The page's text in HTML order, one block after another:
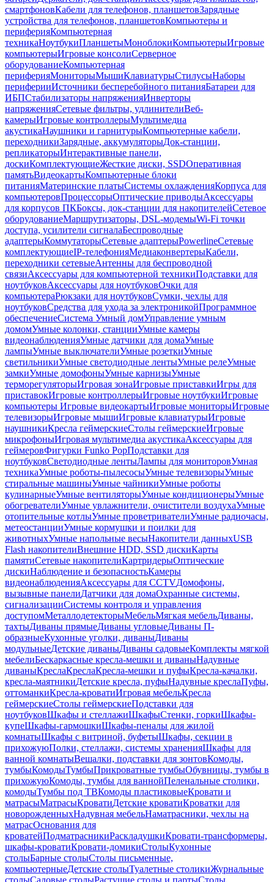
смартфоновКабели для телефонов, планшетовЗарядные
устройства для телефонов, планшетовКомпьютеры и
периферияКомпьютерная
техникаНоутбукиПланшетыМоноблокиКомпьютерыИгровые
компьютерыИгровые консолиСерверное
оборудованиеКомпьютерная
периферияМониторыМышиКлавиатурыСтилусыНаборы
периферииИсточники бесперебойного питанияБатареи для
ИБПСтабилизаторы напряженияИнверторы
напряженияСетевые фильтры, удлинителиВеб-
камерыИгровые контроллерыМультимедиа
акустикаНаушники и гарнитурыКомпьютерные кабели,
переходникиЗарядные, аккумуляторыДок-станции,
репликаторыИнтерактивные панели,
доскиКомплектующиеЖесткие диски, SSDОперативная
памятьВидеокартыКомпьютерные блоки
питанияМатеринские платыСистемы охлажденияКорпуса для
компьютеровПроцессорыОптические приводыАксессуары
для корпусов ПКБоксы, док-станции для накопителейСетевое
оборудованиеМаршрутизаторы, DSL-модемыWi-Fi точки
доступа, усилители сигналаБеспроводные
адаптерыКоммутаторыСетевые адаптерыPowerlineСетевые
комплектующиеIP-телефонияМедиаконвертерыКабели,
переходники сетевыеАнтенны для беспроводной
связиАксессуары для компьютерной техникиПодставки для
ноутбуковАксессуары для ноутбуковОчки для
компьютераРюкзаки для ноутбуковСумки, чехлы для
ноутбуковСредства для ухода за электроникойПрограммное
обеспечениеСистема Умный домУправление умным
домомУмные колонки, станцииУмные камеры
видеонаблюденияУмные датчики для домаУмные
лампыУмные выключателиУмные розеткиУмные
светильникиУмные светодиодные лентыУмные релеУмные
замкиУмные домофоныУмные карнизыУмные
терморегуляторыИгровая зонаИгровые приставкиИгры для
приставокИгровые контроллерыИгровые ноутбукиИгровые
компьютеры Игровые видеокартыИгровые мониторыИгровые
телевизорыИгровые мышиИгровые клавиатурыИгровые
наушникиКресла геймерскиеСтолы геймерскиеИгровые
микрофоныИгровая мультимедиа акустикаАксессуары для
геймеровФигурки Funko PopПодставки для
ноутбуковСветодиодные лентыЛампы для мониторовУмная
техникаУмные роботы-пылесосыУмные телевизорыУмные
стиральные машиныУмные чайникиУмные роботы
кулинарныеУмные вентиляторыУмные кондиционерыУмные
обогревателиУмные увлажнители, очистители воздухаУмные
отопительные котлыУмные проветривателиУмные радиочасы,
метеостанцииУмные кормушки и поилки для
животныхУмные напольные весыНакопители данныхUSB
Flash накопителиВнешние HDD, SSD дискиКарты
памятиСетевые накопителиКартридерыОптические
дискиНаблюдение и безопасностьКамеры
видеонаблюденияАксессуары для CCTVДомофоны,
вызывные панелиДатчики для домаОхранные системы,
сигнализацииСистемы контроля и управления
доступомМеталлодетекторыМебельМягкая мебельДиваны,
тахтыДиваны прямыеДиваны угловыеДиваны П-
образныеКухонные уголки, диваныДиваны
модульныеДетские диваныДиваны садовыеКомплекты мягкой
мебелиБескаркасные кресла-мешки и диваныНадувные
диваныКреслаКреслаКресла-мешки и пуфыКресла-качалки,
кресла-маятникиДетские кресла, пуфыНадувные креслаПуфы,
оттоманкиКресла-кроватиИгровая мебельКресла
геймерскиеСтолы геймерскиеПодставки для
ноутбуковШкафы и стеллажиШкафыСтенки, горкиШкафы-
купеШкафы-гармошкиШкафы-пеналы для жилой
комнатыШкафы с витриной, буфетыШкафы, секции в
прихожуюПолки, стеллажи, системы храненияШкафы для
ванной комнатыВешалки, подставки для зонтовКомоды,
тумбыКомодыТумбыПрикроватные тумбыОбувницы, тумбы в
прихожуюКомоды, тумбы для ваннойПеленальные столики,
комодыТумбы под ТВКомоды пластиковыеКровати и
матрасыМатрасыКроватиДетские кроватиКроватки для
новорожденныхНадувная мебельНаматрасники, чехлы на
матрасОснования для
кроватейПодматрасникиРаскладушкиКровати-трансформеры,
шкафы-кроватиКровати-домикиСтолыКухонные
столыБарные столыСтолы письменные,
компьютерныеДетские столыТуалетные столикиЖурнальные
столыСадовые столыРастущие столы и партыСтолы,